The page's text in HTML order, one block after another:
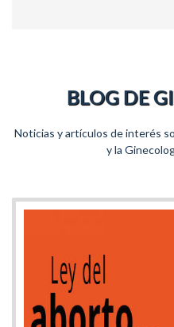
BLOG DE
Noticias y artículos de interés
y la